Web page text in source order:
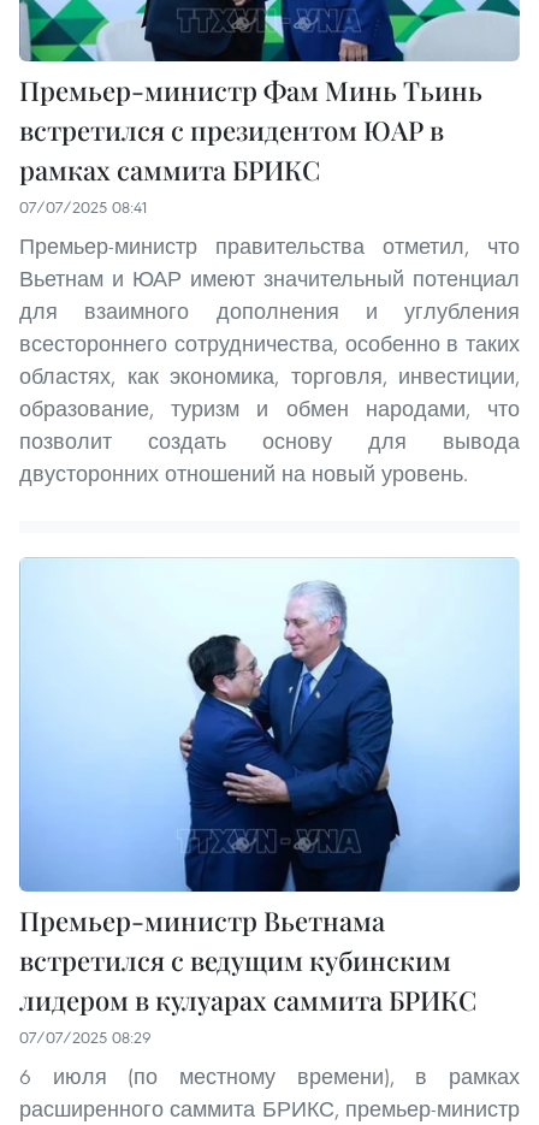
Премьер-министр Фам Минь Тьинь
встретился с президентом ЮАР в
рамках саммита БРИКС
07/07/2025 08:41
Премьер-министр правительства отметил, что
Вьетнам и ЮАР имеют значительный потенциал
для взаимного дополнения и углубления
всестороннего сотрудничества, особенно в таких
областях, как экономика, торговля, инвестиции,
образование, туризм и обмен народами, что
позволит создать основу для вывода
двусторонних отношений на новый уровень.
Премьер-министр Вьетнама
встретился с ведущим кубинским
лидером в кулуарах саммита БРИКС
07/07/2025 08:29
6 июля (по местному времени), в рамках
расширенного саммита БРИКС, премьер-министр